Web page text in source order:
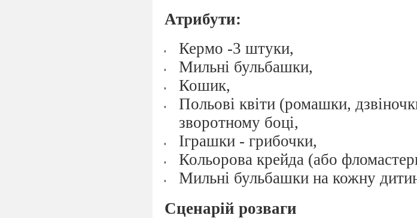
Атрибути:
Кермо -3 штуки,
Мильні бульбашки,
Кошик,
Польові квіти (ромашки,
зворотному боці,
Іграшки - грибочки,
Кольорова крейда (або
Мильні бульбашки на кожну
Сценарій розваги